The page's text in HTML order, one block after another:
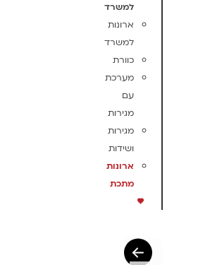
למשרד
ארונות
למשרד
כוורת
מערכת
עם
מגירות
מגירות
ושידות
ארונות
מתכת